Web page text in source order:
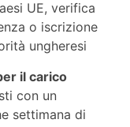
UE, verifica
o iscrizione
ungheresi
il carico
con un
settimana di